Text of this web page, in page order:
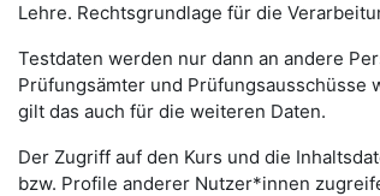
Lehre. Rechtsgrundlage für die
Testdaten werden nur dann an andere
Prüfungsämter und
gilt das auch für die weiteren Daten.
Der Zugriff auf den Kurs und die
bzw. Profile anderer Nutzer*innen